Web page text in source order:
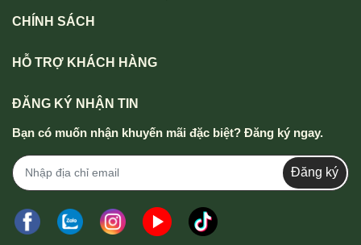
CHÍNH SÁCH
HỖ TRỢ KHÁCH HÀNG
ĐĂNG KÝ NHẬN TIN
Bạn có muốn nhận khuyến mãi đặc biệt? Đăng ký ngay.
Đăng ký